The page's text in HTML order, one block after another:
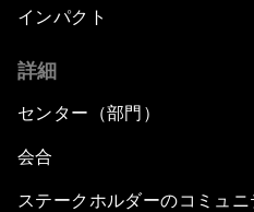
インパクト
詳細
センター（部門）
会合
ステークホルダーのコミュニ